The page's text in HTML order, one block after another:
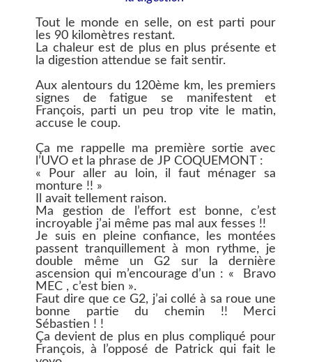
Tout le monde en selle, on est parti pour
les 90 kilomètres restant.
La chaleur est de plus en plus présente et
la digestion attendue se fait sentir.
Aux alentours du 120ème km, les premiers
signes de fatigue se manifestent et
François, parti un peu trop vite le matin,
accuse le coup.
Ça me rappelle ma première sortie avec
l’UVO et la phrase de JP COQUEMONT :
« Pour aller au loin, il faut ménager sa
monture !! »
Il avait tellement raison.
Ma gestion de l’effort est bonne, c’est
incroyable j’ai même pas mal aux fesses !!
Je suis en pleine confiance, les montées
passent tranquillement à mon rythme, je
double même un G2 sur la dernière
ascension qui m’encourage d’un : « Bravo
MEC , c’est bien ».
Faut dire que ce G2, j’ai collé à sa roue une
bonne partie du chemin !! Merci
Sébastien ! !
Ça devient de plus en plus compliqué pour
François, à l’opposé de Patrick qui fait le